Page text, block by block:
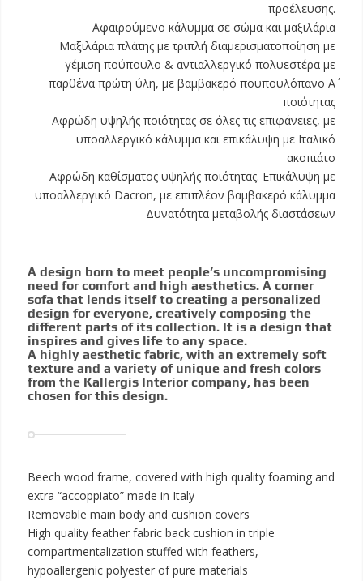
προέλευσης.
Αφαιρούμενο κάλυμμα σε σώμα και μαξιλάρια
Μαξιλάρια πλάτης με τριπλή διαμερισματοποίηση με
γέμιση πούπουλο & αντιαλλεργικό πολυεστέρα με
παρθένα πρώτη ύλη, με βαμβακερό πουπουλόπανο Α΄
ποιότητας
Αφρώδη υψηλής ποιότητας σε όλες τις επιφάνειες, με
υποαλλεργικό κάλυμμα και επικάλυψη με Ιταλικό
ακοπιάτο
Αφρώδη καθίσματος υψηλής ποιότητας. Επικάλυψη με
υποαλλεργικό Dacron, με επιπλέον βαμβακερό κάλυμμα
Δυνατότητα μεταβολής διαστάσεων
A design born to meet people’s uncompromising
need for comfort and high aesthetics. A corner
sofa that lends itself to creating a personalized
design for everyone, creatively composing the
different parts of its collection. It is a design that
inspires and gives life to any space.
A highly aesthetic fabric, with an extremely soft
texture and a variety of unique and fresh colors
from the Kallergis Interior company, has been
chosen for this design.
Beech wood frame, covered with high quality foaming and
extra “accoppiato” made in Italy
Removable main body and cushion covers
High quality feather fabric back cushion in triple
compartmentalization stuffed with feathers,
hypoallergenic polyester of pure materials